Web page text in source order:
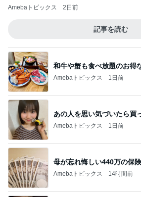
Amebaトピックス 2日前
記事を読む
和牛や蟹も食べ放題のお得
Amebaトピックス 1日前
あの人を思い気づいたら買
Amebaトピックス 1日前
母が忘れ悔しい440万の保
Amebaトピックス 14時間前